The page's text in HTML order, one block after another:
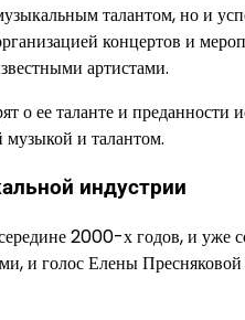
талантом, но и
концертов и
артистами.
о ее таланте и преданности
и талантом.
индустрии
2000-х годов, и
и голос Елены